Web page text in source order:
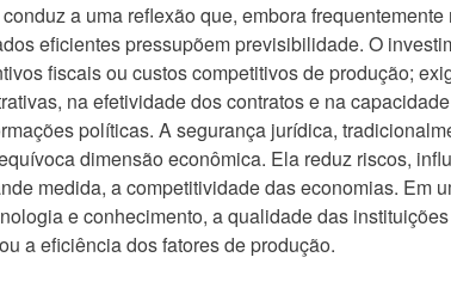
a uma reflexão que, embora
eficientes pressupõem previsibilidade. O
fiscais ou custos competitivos de produção;
na efetividade dos contratos e na
políticas. A segurança jurídica,
dimensão econômica. Ela reduz riscos,
medida, a competitividade das economias.
e conhecimento, a qualidade das
a eficiência dos fatores de produção.